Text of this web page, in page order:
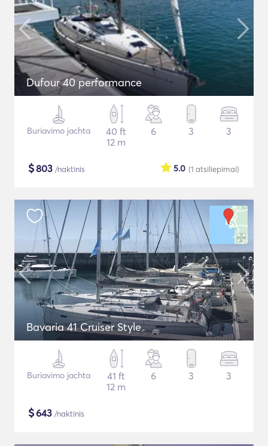
Dufour 40 performance
Buriavimo jachta
40 ft
12 m
6 3 3
$803 /naktinis (1 atsiliepimai)
5.0
Bavaria 41 Cruiser Style
Buriavimo jachta
41 ft
12 m
6 3 3
$643 /naktinis